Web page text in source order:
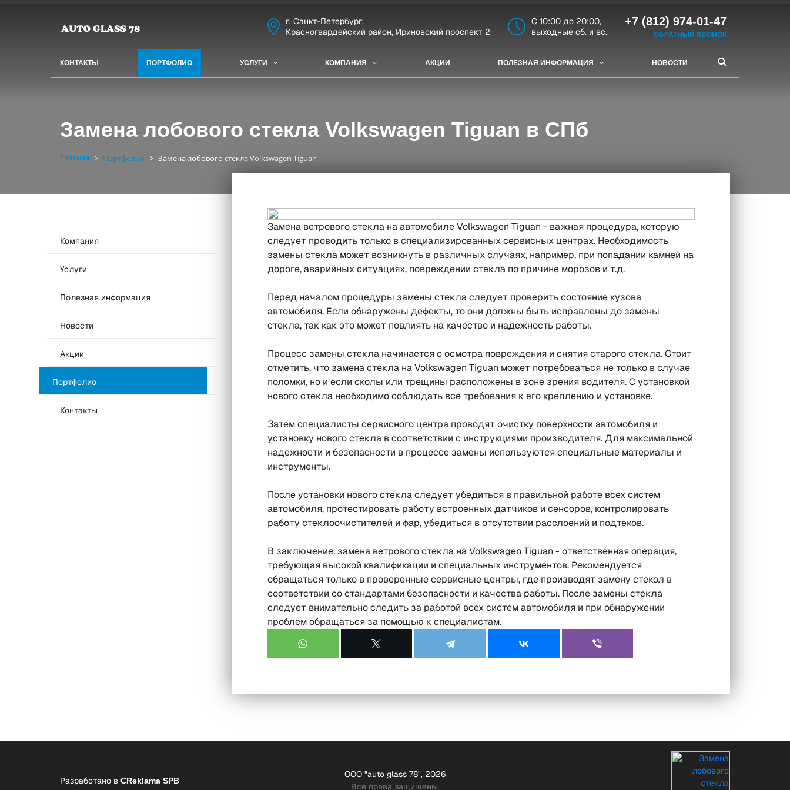
г. Санкт-Петербург,
Красногвардейский район, Ириновский проспект 2
C 10:00 до 20:00,
выходные сб. и вс.
+7 (812) 974-01-47
ОБРАТНЫЙ ЗВОНОК
КОНТАКТЫ ПОРТФОЛИО УСЛУГИ КОМПАНИЯ АКЦИИ ПОЛЕЗНАЯ ИНФОРМАЦИЯ НОВОСТИ
Замена лобового стекла Volkswagen Tiguan в СПб
Главная Портфолио Замена лобового стекла Volkswagen Tiguan
Компания
Услуги
Полезная информация
Новости
Акции
Портфолио
Контакты
Замена ветрового стекла на автомобиле Volkswagen Tiguan - важная процедура, которую
следует проводить только в специализированных сервисных центрах. Необходимость
замены стекла может возникнуть в различных случаях, например, при попадании камней на
дороге, аварийных ситуациях, повреждении стекла по причине морозов и т.д.
Перед началом процедуры замены стекла следует проверить состояние кузова
автомобиля. Если обнаружены дефекты, то они должны быть исправлены до замены
стекла, так как это может повлиять на качество и надежность работы.
Процесс замены стекла начинается с осмотра повреждения и снятия старого стекла. Стоит
отметить, что замена стекла на Volkswagen Tiguan может потребоваться не только в случае
поломки, но и если сколы или трещины расположены в зоне зрения водителя. С установкой
нового стекла необходимо соблюдать все требования к его креплению и установке.
Затем специалисты сервисного центра проводят очистку поверхности автомобиля и
установку нового стекла в соответствии с инструкциями производителя. Для максимальной
надежности и безопасности в процессе замены используются специальные материалы и
инструменты.
После установки нового стекла следует убедиться в правильной работе всех систем
автомобиля, протестировать работу встроенных датчиков и сенсоров, контролировать
работу стеклоочистителей и фар, убедиться в отсутствии расслоений и подтеков.
В заключение, замена ветрового стекла на Volkswagen Tiguan - ответственная операция,
требующая высокой квалификации и специальных инструментов. Рекомендуется
обращаться только в проверенные сервисные центры, где производят замену стекол в
соответствии со стандартами безопасности и качества работы. После замены стекла
следует внимательно следить за работой всех систем автомобиля и при обнаружении
проблем обращаться за помощью к специалистам.
Разработано в CReklama SPB
ООО "auto glass 78", 2026
Все права защищены.